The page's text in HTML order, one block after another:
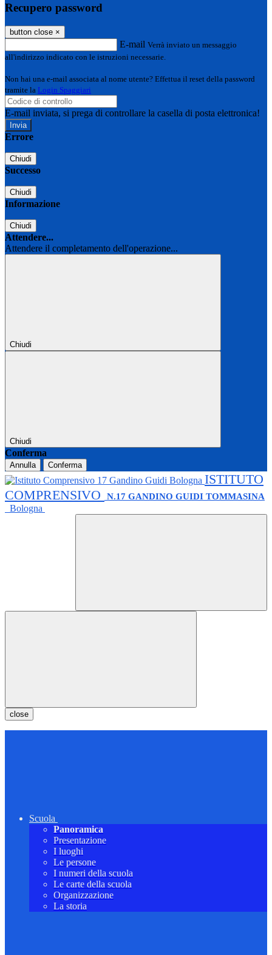
Recupero password
button close ×
E-mail Verrà inviato un messaggio
all'indirizzo indicato con le istruzioni necessarie.
Non hai una e-mail associata al nome utente? Effettua il reset della password
tramite la Login Spaggiari
E-mail inviata, si prega di controllare la casella di posta elettronica!
Errore
Chiudi
Successo
Chiudi
Informazione
Chiudi
Attendere...
Attendere il completamento dell'operazione...
Chiudi
Chiudi
Conferma
Annulla Conferma
ISTITUTO
COMPRENSIVO
N.17 GANDINO GUIDI TOMMASINA
Bologna
close
Scuola
Panoramica
Presentazione
I luoghi
Le persone
I numeri della scuola
Le carte della scuola
Organizzazione
La storia